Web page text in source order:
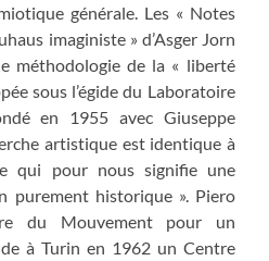
générale. Les « Notes
imaginiste » d’Asger Jorn
méthodologie de la « liberté
sous l’égide du Laboratoire
en 1955 avec Giuseppe
artistique est identique à
qui pour nous signifie une
purement historique ». Piero
du Mouvement pour un
à Turin en 1962 un Centre